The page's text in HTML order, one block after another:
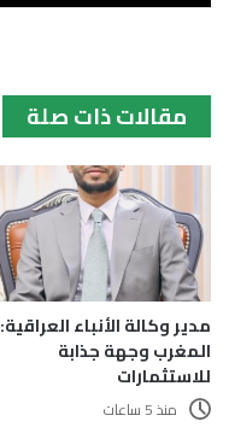
مقالات ذات صلة
مدير وكالة الأنباء العراقية:
المغرب وجهة جذابة
للاستثمارات
منذ 5 ساعات